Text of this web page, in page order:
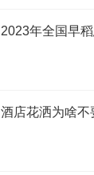
2023年全国早
酒店花洒为啥不